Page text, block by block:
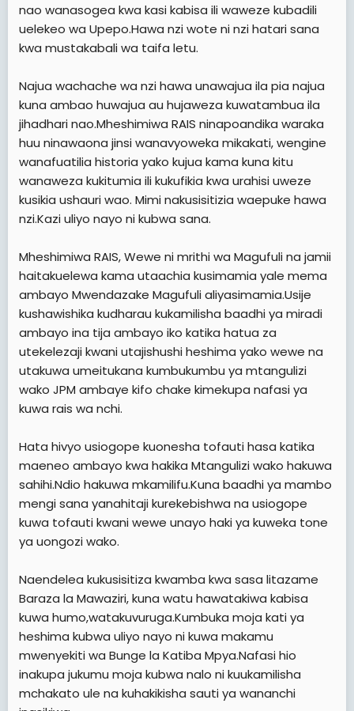
nao wanasogea kwa kasi kabisa ili waweze kubadili
uelekeo wa Upepo.Hawa nzi wote ni nzi hatari sana
kwa mustakabali wa taifa letu.
Najua wachache wa nzi hawa unawajua ila pia najua
kuna ambao huwajua au hujaweza kuwatambua ila
jihadhari nao.Mheshimiwa RAIS ninapoandika waraka
huu ninawaona jinsi wanavyoweka mikakati, wengine
wanafuatilia historia yako kujua kama kuna kitu
wanaweza kukitumia ili kukufikia kwa urahisi uweze
kusikia ushauri wao. Mimi nakusisitizia waepuke hawa
nzi.Kazi uliyo nayo ni kubwa sana.
Mheshimiwa RAIS, Wewe ni mrithi wa Magufuli na jamii
haitakuelewa kama utaachia kusimamia yale mema
ambayo Mwendazake Magufuli aliyasimamia.Usije
kushawishika kudharau kukamilisha baadhi ya miradi
ambayo ina tija ambayo iko katika hatua za
utekelezaji kwani utajishushi heshima yako wewe na
utakuwa umeitukana kumbukumbu ya mtangulizi
wako JPM ambaye kifo chake kimekupa nafasi ya
kuwa rais wa nchi.
Hata hivyo usiogope kuonesha tofauti hasa katika
maeneo ambayo kwa hakika Mtangulizi wako hakuwa
sahihi.Ndio hakuwa mkamilifu.Kuna baadhi ya mambo
mengi sana yanahitaji kurekebishwa na usiogope
kuwa tofauti kwani wewe unayo haki ya kuweka tone
ya uongozi wako.
Naendelea kukusisitiza kwamba kwa sasa litazame
Baraza la Mawaziri, kuna watu hawatakiwa kabisa
kuwa humo,watakuvuruga.Kumbuka moja kati ya
heshima kubwa uliyo nayo ni kuwa makamu
mwenyekiti wa Bunge la Katiba Mpya.Nafasi hio
inakupa jukumu moja kubwa nalo ni kuukamilisha
mchakato ule na kuhakikisha sauti ya wananchi